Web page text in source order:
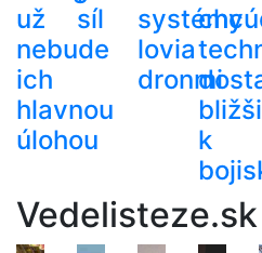
už
nebude
ich
hlavnou
úlohou
síl
systémy
lovia
dronmi
chcú
k
Vedelisteze.sk